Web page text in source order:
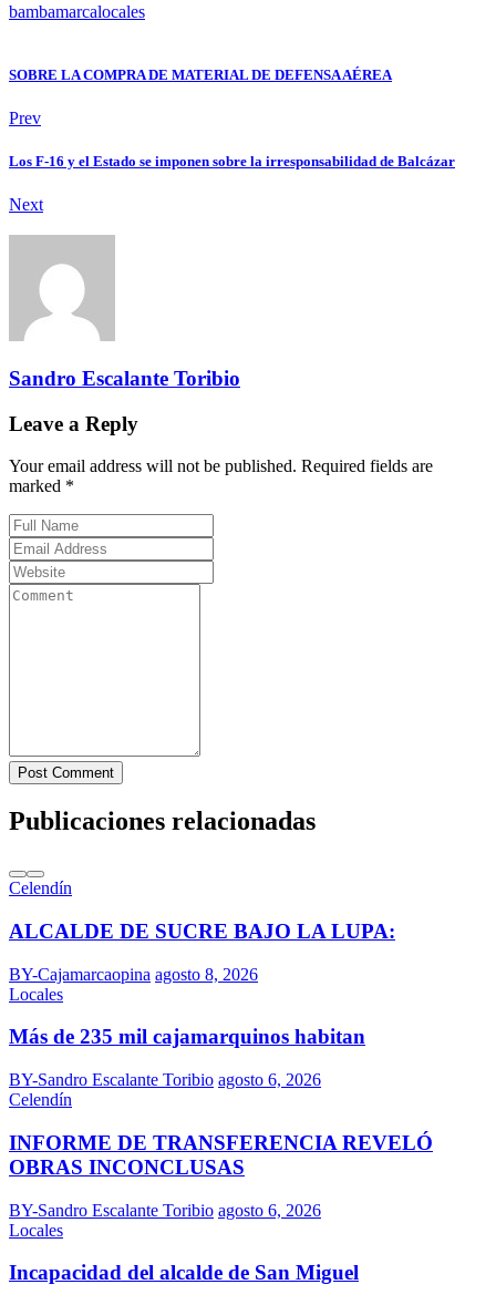
bambamarcalocales
SOBRE LA COMPRA DE MATERIAL DE DEFENSA AÉREA
Prev
Los F-16 y el Estado se imponen sobre la irresponsabilidad de Balcázar
Next
Sandro Escalante Toribio
Leave a Reply
Your email address will not be published. Required fields are
marked *
Post Comment
Publicaciones relacionadas
Celendín
ALCALDE DE SUCRE BAJO LA LUPA:
BY-Cajamarcaopina agosto 8, 2026
Locales
Más de 235 mil cajamarquinos habitan
BY-Sandro Escalante Toribio agosto 6, 2026
Celendín
INFORME DE TRANSFERENCIA REVELÓ
OBRAS INCONCLUSAS
BY-Sandro Escalante Toribio agosto 6, 2026
Locales
Incapacidad del alcalde de San Miguel